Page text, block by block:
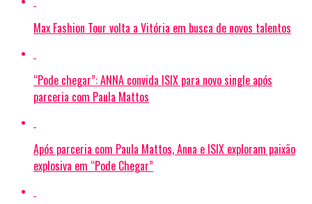
Max Fashion Tour volta a Vitória em busca de novos talentos
“Pode chegar”: ANNA convida ISIX para novo single após
parceria com Paula Mattos
Após parceria com Paula Mattos, Anna e ISIX exploram paixão
explosiva em “Pode Chegar”